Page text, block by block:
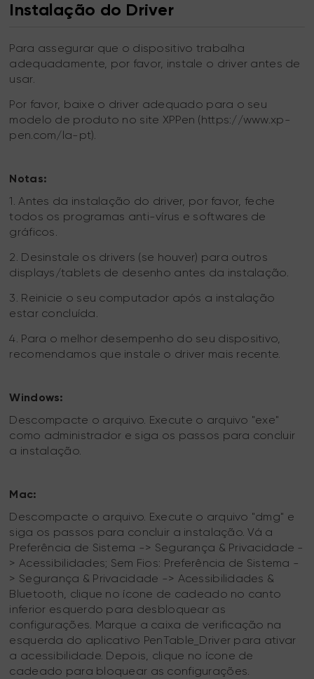
Instalação do Driver
Para assegurar que o dispositivo trabalha
adequadamente, por favor, instale o driver antes de
usar.
Por favor, baixe o driver adequado para o seu
modelo de produto no site XPPen (https://www.xp-
pen.com/la-pt).
Notas:
1. Antes da instalação do driver, por favor, feche
todos os programas anti-vírus e softwares de
gráficos.
2. Desinstale os drivers (se houver) para outros
displays/tablets de desenho antes da instalação.
3. Reinicie o seu computador após a instalação
estar concluída.
4. Para o melhor desempenho do seu dispositivo,
recomendamos que instale o driver mais recente.
Windows:
Descompacte o arquivo. Execute o arquivo "exe"
como administrador e siga os passos para concluir
a instalação.
Mac:
Descompacte o arquivo. Execute o arquivo "dmg" e
siga os passos para concluir a instalação. Vá a
Preferência de Sistema -> Segurança & Privacidade -
> Acessibilidades; Sem Fios: Preferência de Sistema -
> Segurança & Privacidade -> Acessibilidades &
Bluetooth, clique no ícone de cadeado no canto
inferior esquerdo para desbloquear as
configurações. Marque a caixa de verificação na
esquerda do aplicativo PenTable_Driver para ativar
a acessibilidade. Depois, clique no ícone de
cadeado para bloquear as configurações.